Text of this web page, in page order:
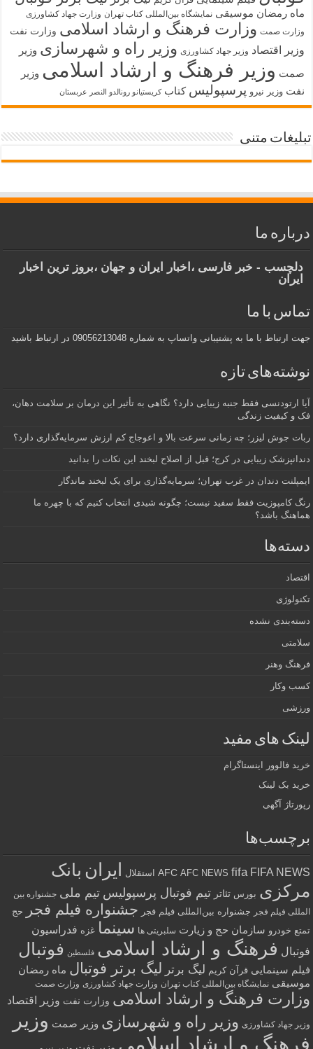
ماه رمضان موسیقی نمایشگاه بین‌المللی کتاب تهران وزارت جهاد کشاورزی
وزارت صمت وزارت فرهنگ و ارشاد اسلامی وزارت نفت
وزیر اقتصاد وزیر جهاد کشاورزی وزیر راه و شهرسازی وزیر
صمت وزیر فرهنگ و ارشاد اسلامی وزیر
نفت وزیر نیرو پرسپولیس کتاب کریستیانو رونالدو النصر عربستان
تبلیغات متنی
درباره ما
دلچسب - خبر فارسی ،اخبار ایران و جهان ،بروز ترین اخبار
ایران
تماس با ما
جهت ارتباط با ما به پشتیبانی واتساپ به شماره 09056213048 در ارتباط باشید
نوشته‌های تازه
آیا ارتودنسی فقط جنبه زیبایی دارد؟ نگاهی به تأثیر این درمان بر سلامت دهان،
فک و کیفیت زندگی
ربات جوش لیزر؛ چه زمانی سرعت بالا و اعوجاج کم ارزش سرمایه‌گذاری دارد؟
دندانپزشک زیبایی در کرج؛ قبل از اصلاح لبخند این نکات را بدانید
ایمپلنت دندان در غرب تهران؛ سرمایه‌گذاری برای یک لبخند ماندگار
رنگ کامپوزیت فقط سفید نیست؛ چگونه شیدی انتخاب کنیم که با چهره ما
هماهنگ باشد؟
دسته‌ها
اقتصاد
تکنولوژی
دسته‌بندی نشده
سلامتی
فرهنگ وهنر
کسب وکار
ورزشی
لینک های مفید
خرید فالوور اینستاگرام
خرید بک لینک
رپورتاژ آگهی
برچسب‌ها
AFC AFC NEWS fifa FIFA NEWS استقلال ایران بانک
مرکزی بورس تئاتر تیم فوتبال پرسپولیس تیم ملی جشنواره بین
المللی فیلم فجر جشنواره بین‌المللی فیلم فجر جشنواره فیلم فجر
حج
تمتع خودرو سازمان حج و زیارت سلبریتی ها سینما غزه فدراسیون
فوتبال فرهنگ و ارشاد اسلامی فلسطین فوتبال
فیلم سینمایی قرآن کریم لیگ برتر لیگ برتر فوتبال ماه رمضان
موسیقی نمایشگاه بین‌المللی کتاب تهران وزارت جهاد کشاورزی وزارت صمت
وزارت فرهنگ و ارشاد اسلامی وزارت نفت وزیر اقتصاد
وزیر جهاد کشاورزی وزیر راه و شهرسازی وزیر صمت وزیر
فرهنگ و ارشاد اسلامی